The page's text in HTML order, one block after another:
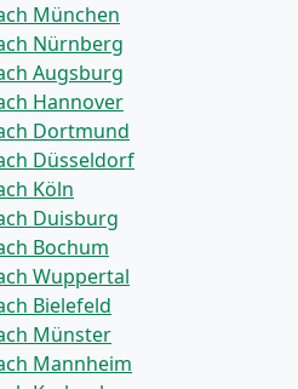
München
Nürnberg
Augsburg
Hannover
Dortmund
Düsseldorf
Köln
Duisburg
Bochum
Wuppertal
Bielefeld
Münster
Mannheim